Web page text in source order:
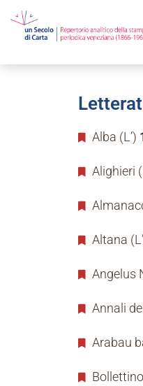
Alba (L’)
Alighieri
Altana
Angelus
Annali
Arabau